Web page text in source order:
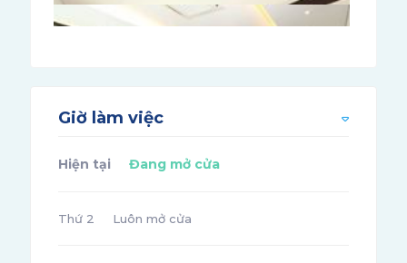
Giờ làm việc
Hiện tại Đang mở cửa
Thứ 2 Luôn mở cửa